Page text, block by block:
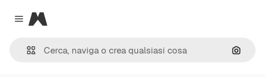
Close menu
Magnific
Cerca